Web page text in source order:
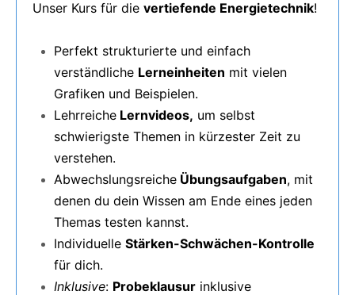
Unser Kurs für die vertiefende Energietechnik!
Perfekt strukturierte und einfach
verständliche Lerneinheiten mit vielen
Grafiken und Beispielen.
Lehrreiche Lernvideos, um selbst
schwierigste Themen in kürzester Zeit zu
verstehen.
Abwechslungsreiche Übungsaufgaben, mit
denen du dein Wissen am Ende eines jeden
Themas testen kannst.
Individuelle Stärken-Schwächen-Kontrolle
für dich.
Inklusive: Probeklausur inklusive